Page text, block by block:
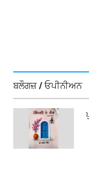
ਬਲੌਗਜ਼ / ਓਪੀਨੀਅਨ